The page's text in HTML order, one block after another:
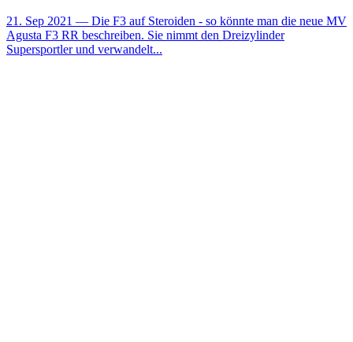
21. Sep 2021 — Die F3 auf Steroiden - so könnte man die neue MV
Agusta F3 RR beschreiben. Sie nimmt den Dreizylinder
Supersportler und verwandelt...